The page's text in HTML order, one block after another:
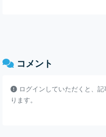
コメント
ログインしていただくと、
ります。